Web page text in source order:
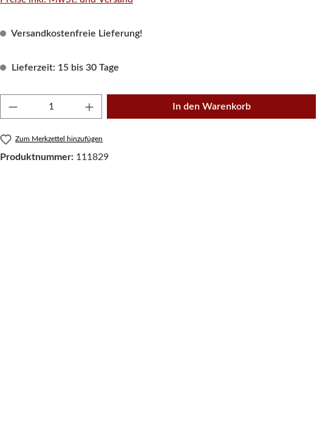
Versandkostenfreie Lieferung!
Lieferzeit: 15 bis 30 Tage
Produkt Anzahl: Gib den gewünschten Wert ein
In den Warenkorb
Zum Merkzettel hinzufügen
Produktnummer: 111829